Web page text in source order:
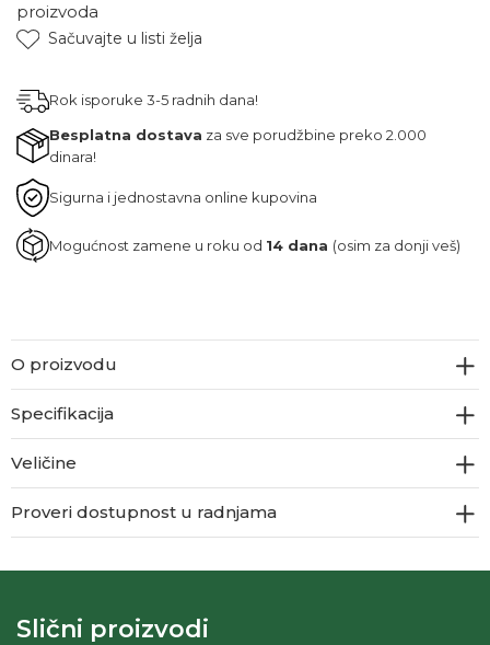
proizvoda
Sačuvajte u listi želja
Rok isporuke 3-5 radnih dana!
Besplatna dostava za sve porudžbine preko 2.000
dinara!
Sigurna i jednostavna online kupovina
Mogućnost zamene u roku od 14 dana (osim za donji veš)
O proizvodu
Specifikacija
Veličine
Proveri dostupnost u radnjama
Slični proizvodi